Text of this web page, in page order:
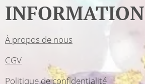
À propos de nous
CGV
Politique de confidentialité